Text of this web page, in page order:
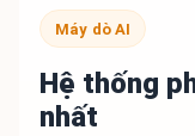
Máy dò AI
Hệ thống
nhất